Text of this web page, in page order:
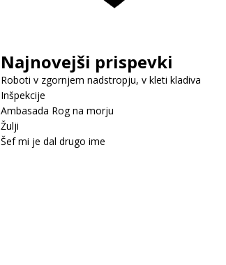
Najnovejši prispevki
Roboti v zgornjem nadstropju, v kleti kladiva
Inšpekcije
Ambasada Rog na morju
Žulji
Šef mi je dal drugo ime